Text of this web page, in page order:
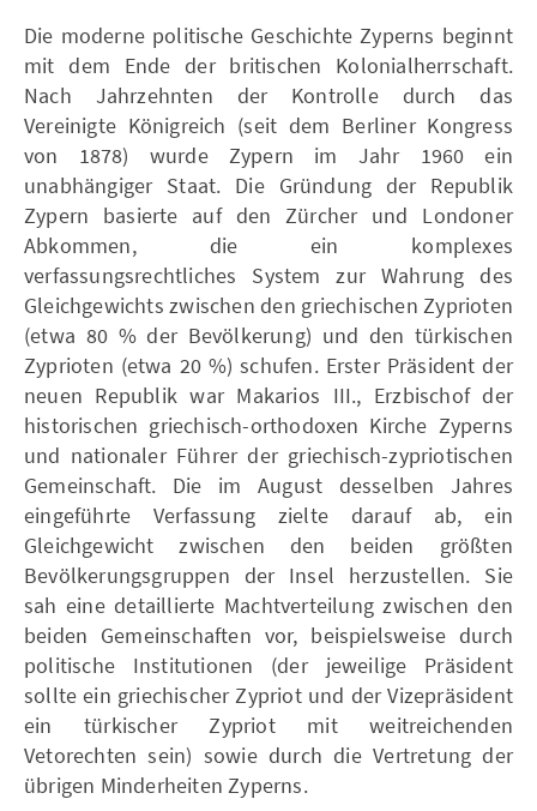
Die moderne politische Geschichte Zyperns beginnt
mit dem Ende der britischen Kolonialherrschaft.
Nach Jahrzehnten der Kontrolle durch das
Vereinigte Königreich (seit dem Berliner Kongress
von 1878) wurde Zypern im Jahr 1960 ein
unabhängiger Staat. Die Gründung der Republik
Zypern basierte auf den Zürcher und Londoner
Abkommen, die ein komplexes
verfassungsrechtliches System zur Wahrung des
Gleichgewichts zwischen den griechischen Zyprioten
(etwa 80 % der Bevölkerung) und den türkischen
Zyprioten (etwa 20 %) schufen. Erster Präsident der
neuen Republik war Makarios III., Erzbischof der
historischen griechisch-orthodoxen Kirche Zyperns
und nationaler Führer der griechisch-zypriotischen
Gemeinschaft. Die im August desselben Jahres
eingeführte Verfassung zielte darauf ab, ein
Gleichgewicht zwischen den beiden größten
Bevölkerungsgruppen der Insel herzustellen. Sie
sah eine detaillierte Machtverteilung zwischen den
beiden Gemeinschaften vor, beispielsweise durch
politische Institutionen (der jeweilige Präsident
sollte ein griechischer Zypriot und der Vizepräsident
ein türkischer Zypriot mit weitreichenden
Vetorechten sein) sowie durch die Vertretung der
übrigen Minderheiten Zyperns.